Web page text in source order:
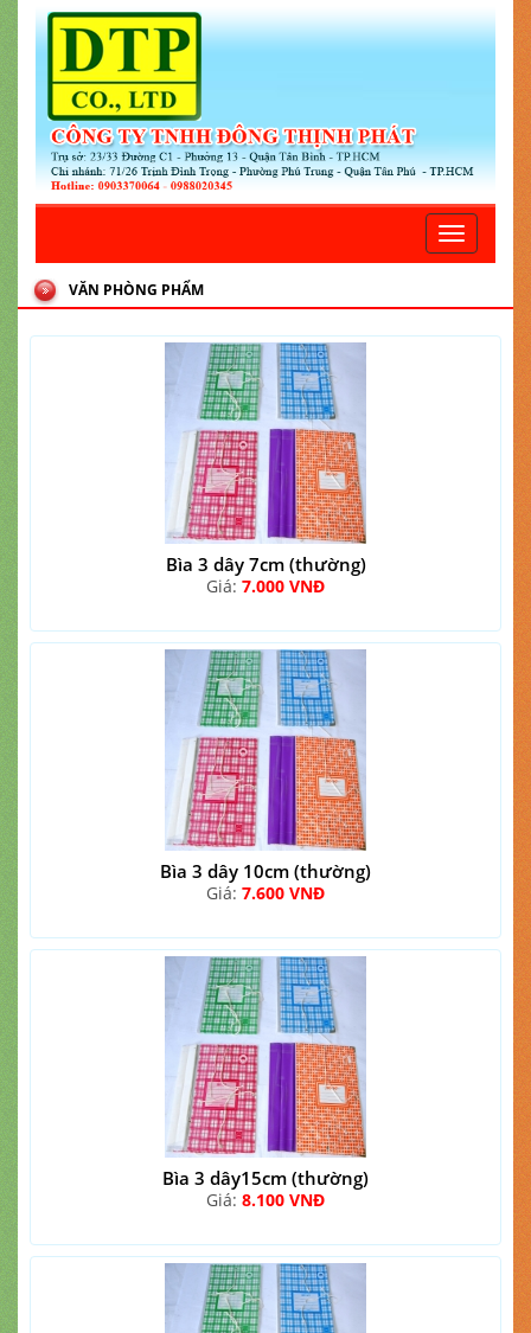
Toggle
VĂN PHÒNG PHẨM
Bìa 3 dây 7cm (thường)
Giá: 7.000 VNĐ
Bìa 3 dây 10cm (thường)
Giá: 7.600 VNĐ
Bìa 3 dây15cm (thường)
Giá: 8.100 VNĐ